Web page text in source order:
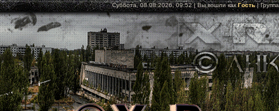
Суббота, 08.08.2026, 09:52 |Вы вошли как Гость|Группа